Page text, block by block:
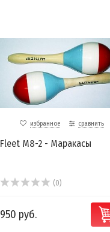
избранное сравнить
Fleet M8-2 - Маракасы
(0)
950 руб.